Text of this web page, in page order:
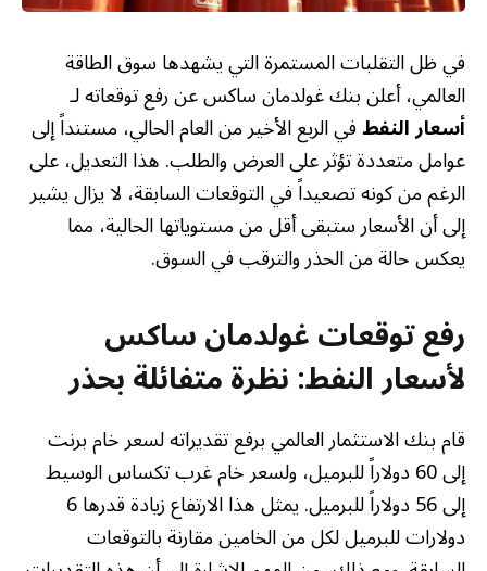
في ظل التقلبات المستمرة التي يشهدها سوق الطاقة
العالمي، أعلن بنك غولدمان ساكس عن رفع توقعاته لـ
أسعار النفطفي الربع الأخير من العام الحالي، مستنداً إلى
عوامل متعددة تؤثر على العرض والطلب. هذا التعديل، على
الرغم من كونه تصعيداً في التوقعات السابقة، لا يزال يشير
إلى أن الأسعار ستبقى أقل من مستوياتها الحالية، مما
يعكس حالة من الحذر والترقب في السوق.
رفع توقعات غولدمان ساكس
لأسعار النفط: نظرة متفائلة بحذر
قام بنك الاستثمار العالمي برفع تقديراته لسعر خام برنت
إلى 60 دولاراً للبرميل، ولسعر خام غرب تكساس الوسيط
إلى 56 دولاراً للبرميل. يمثل هذا الارتفاع زيادة قدرها 6
دولارات للبرميل لكل من الخامين مقارنة بالتوقعات